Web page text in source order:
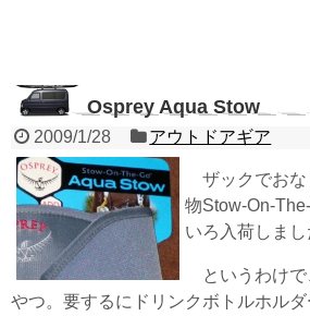
Osprey Aqua Stow
2009/1/28 アウトドアギア
ザックでおな
物Stow-On-
いろ入荷しまし
というわけで
やつ。要するにドリンクボトルホル